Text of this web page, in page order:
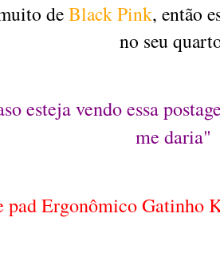
deBlack Pink, então
no seu
esteja vendo essa
me daria"
pad Ergonômico Gatinho